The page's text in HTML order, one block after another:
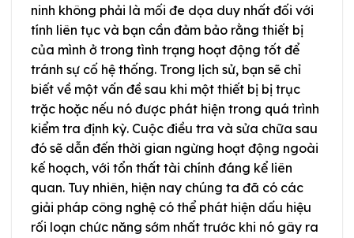
ninh không phải là mối đe dọa duy nhất đối với
tính liên tục và bạn cần đảm bảo rằng thiết bị
của mình ở trong tình trạng hoạt động tốt để
tránh sự cố hệ thống. Trong lịch sử, bạn sẽ chỉ
biết về một vấn đề sau khi một thiết bị bị trục
trặc hoặc nếu nó được phát hiện trong quá trình
kiểm tra định kỳ. Cuộc điều tra và sửa chữa sau
đó sẽ dẫn đến thời gian ngừng hoạt động ngoài
kế hoạch, với tổn thất tài chính đáng kể liên
quan. Tuy nhiên, hiện nay chúng ta đã có các
giải pháp công nghệ có thể phát hiện dấu hiệu
rối loạn chức năng sớm nhất trước khi nó gây ra